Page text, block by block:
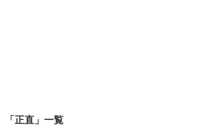
「 正直 」 一覧